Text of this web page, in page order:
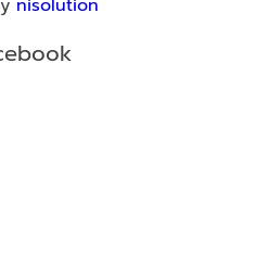
nisolution